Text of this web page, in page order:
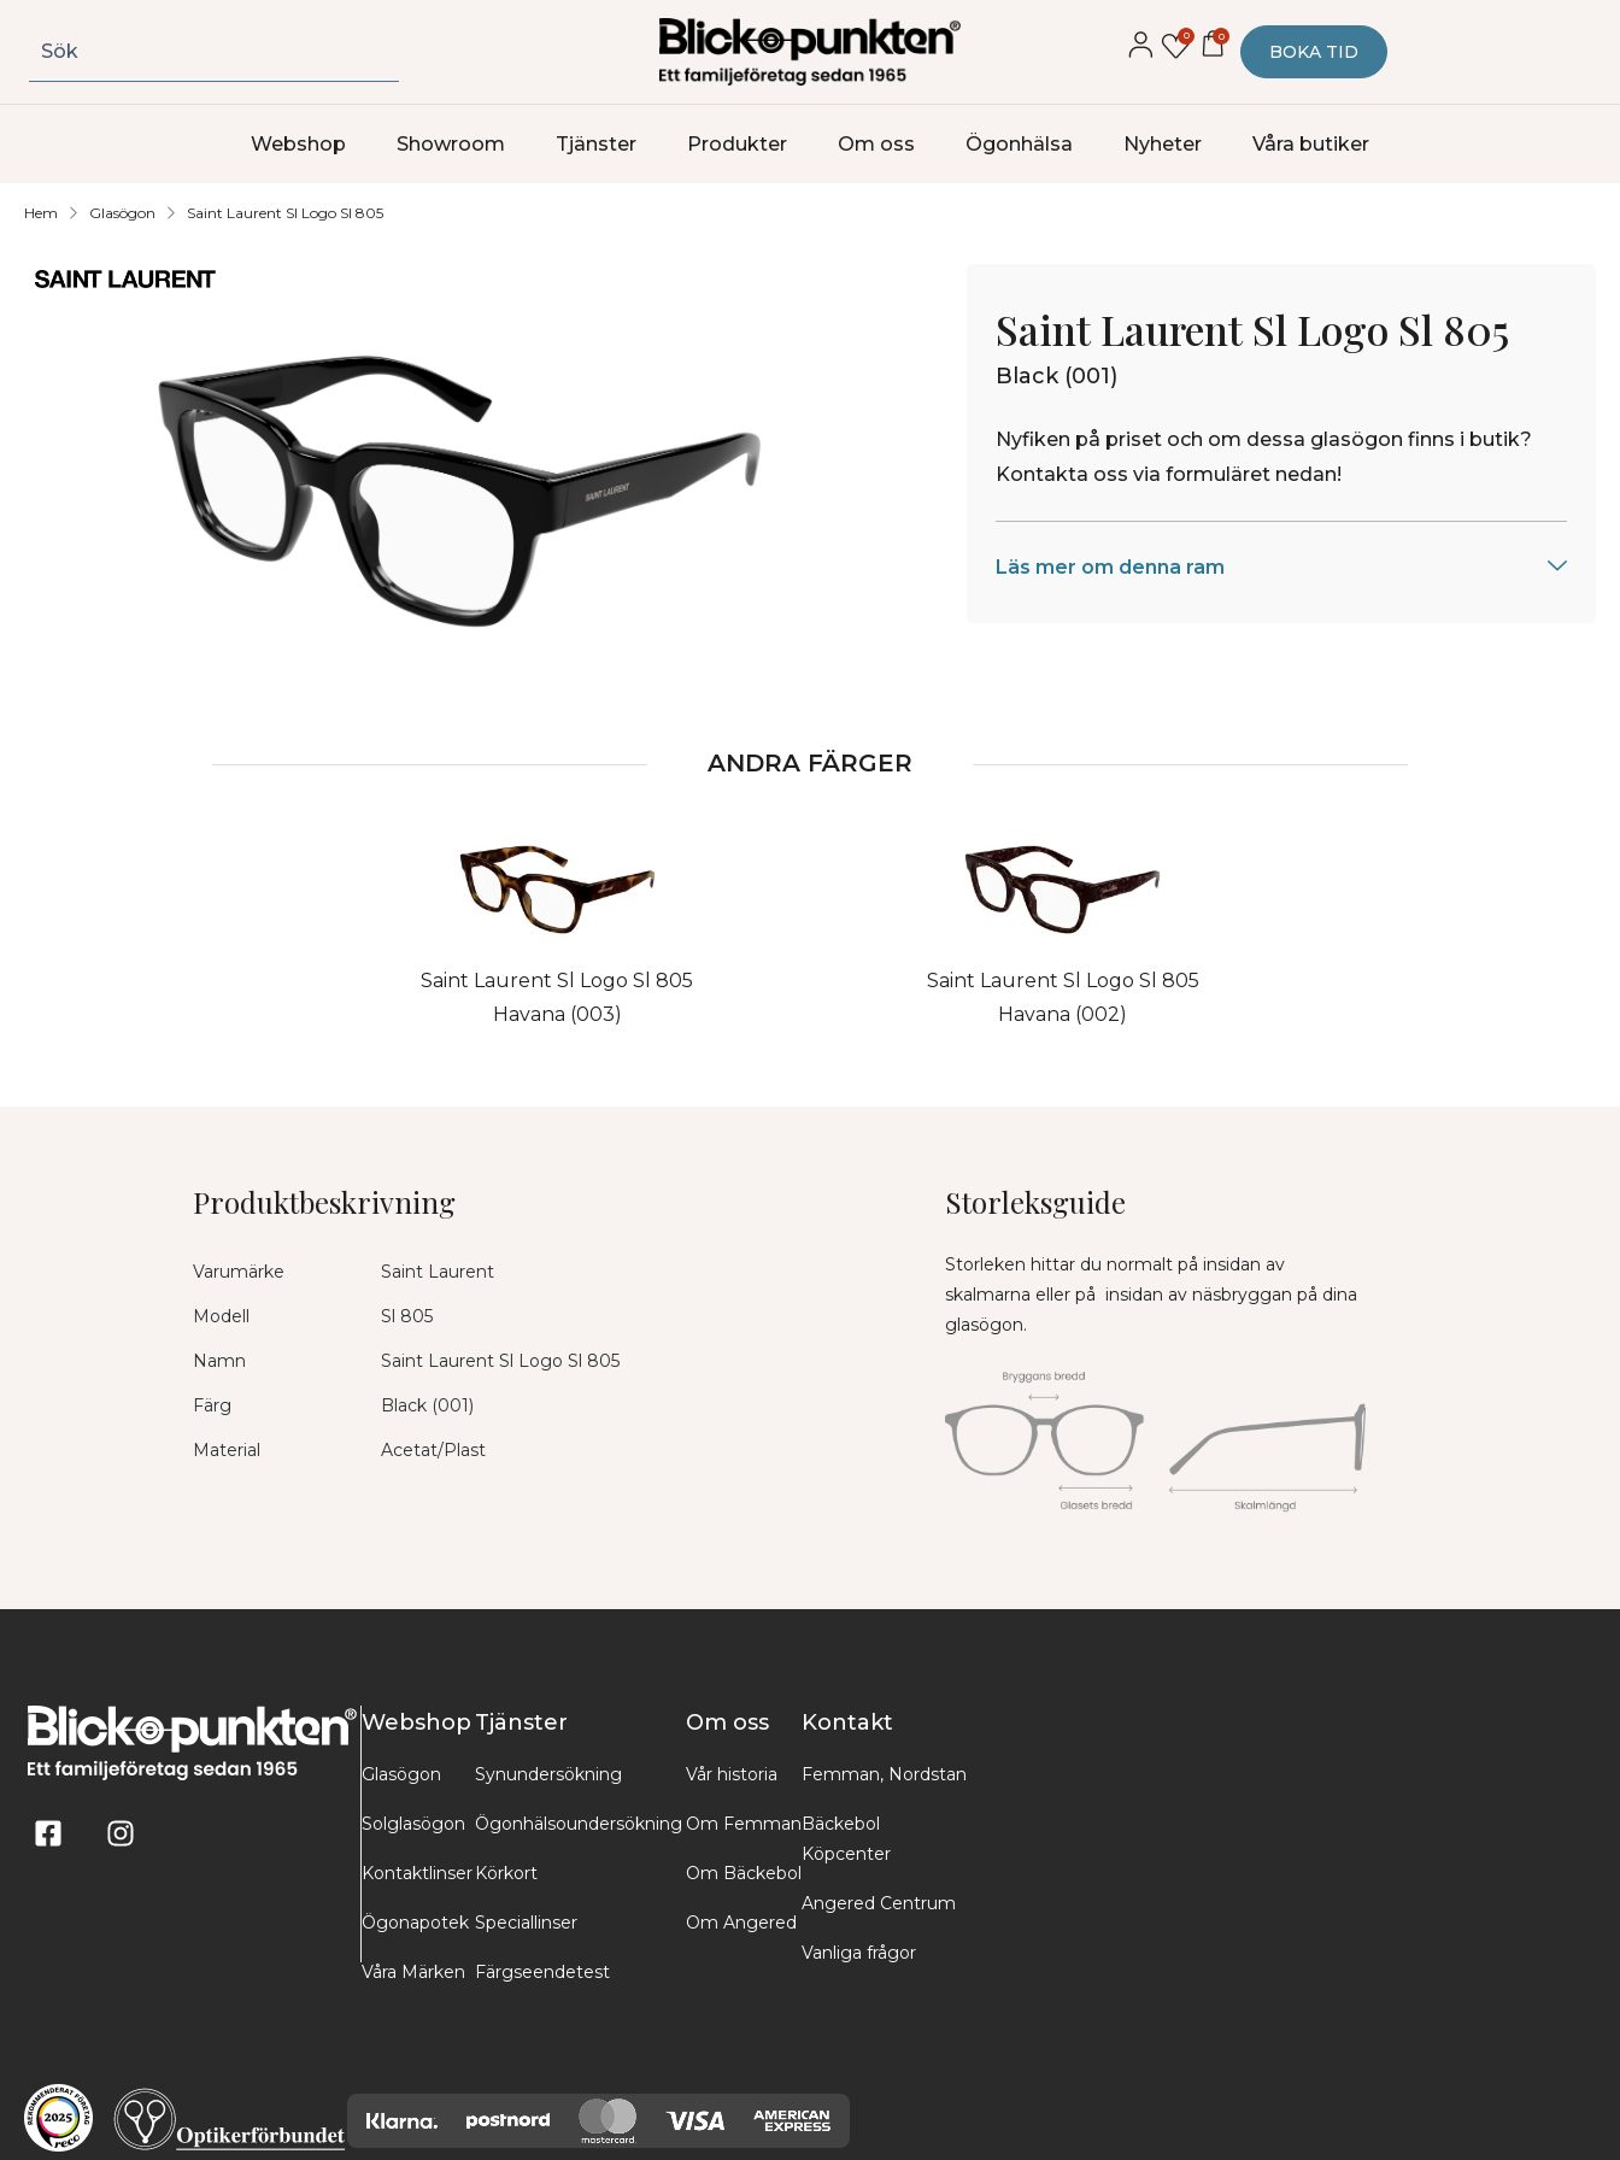
Sök
0 0
BOKA TID
Webshop Showroom Tjänster Produkter Om oss Ögonhälsa Nyheter Våra butiker
Hem Glasögon Saint Laurent Sl Logo Sl 805
Saint Laurent Sl Logo Sl 805
Black (001)
Nyfiken på priset och om dessa glasögon finns i butik?
Kontakta oss via formuläret nedan!
Läs mer om denna ram
ANDRA FÄRGER
Saint Laurent Sl Logo Sl 805
Havana (003)
Saint Laurent Sl Logo Sl 805
Havana (002)
Produktbeskrivning
Varumärke Saint Laurent
Modell Sl 805
Namn Saint Laurent Sl Logo Sl 805
Färg Black (001)
Material Acetat/Plast
Storleksguide
Storleken hittar du normalt på insidan av
skalmarna eller på insidan av näsbryggan på dina
glasögon.
Webshop
Glasögon
Solglasögon
Kontaktlinser
Ögonapotek
Våra Märken
Tjänster
Synundersökning
Ögonhälsoundersökning
Körkort
Speciallinser
Färgseendetest
Om oss
Vår historia
Om Femman
Om Bäckebol
Om Angered
Kontakt
Femman, Nordstan
Bäckebol
Köpcenter
Angered Centrum
Vanliga frågor